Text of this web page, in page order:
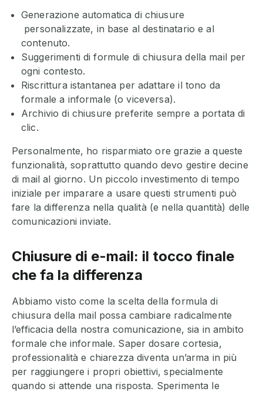
Generazione automatica di chiusure
personalizzate, in base al destinatario e al
contenuto.
Suggerimenti di formule di chiusura della mail per
ogni contesto.
Riscrittura istantanea per adattare il tono da
formale a informale (o viceversa).
Archivio di chiusure preferite sempre a portata di
clic.
Personalmente, ho risparmiato ore grazie a queste
funzionalità, soprattutto quando devo gestire decine
di mail al giorno. Un piccolo investimento di tempo
iniziale per imparare a usare questi strumenti può
fare la differenza nella qualità (e nella quantità) delle
comunicazioni inviate.
Chiusure di e-mail: il tocco finale
che fa la differenza
Abbiamo visto come la scelta della formula di
chiusura della mail possa cambiare radicalmente
l’efficacia della nostra comunicazione, sia in ambito
formale che informale. Saper dosare cortesia,
professionalità e chiarezza diventa un’arma in più
per raggiungere i propri obiettivi, specialmente
quando si attende una risposta. Sperimenta le